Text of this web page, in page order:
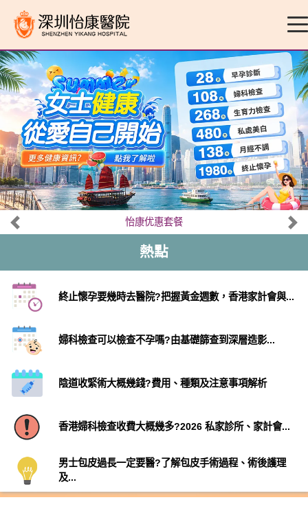
怡康优惠套餐
熱點
終止懷孕要幾時去醫院?把握黃金週數，香港家計會與...
婦科檢查可以檢查不孕嗎?由基礎篩查到深層造影...
陰道收緊術大概幾錢?費用、種類及注意事項解析
香港婦科檢查收費大概幾多?2026 私家診所、家計會...
男士包皮過長一定要醫?了解包皮手術過程、術後護理
及...